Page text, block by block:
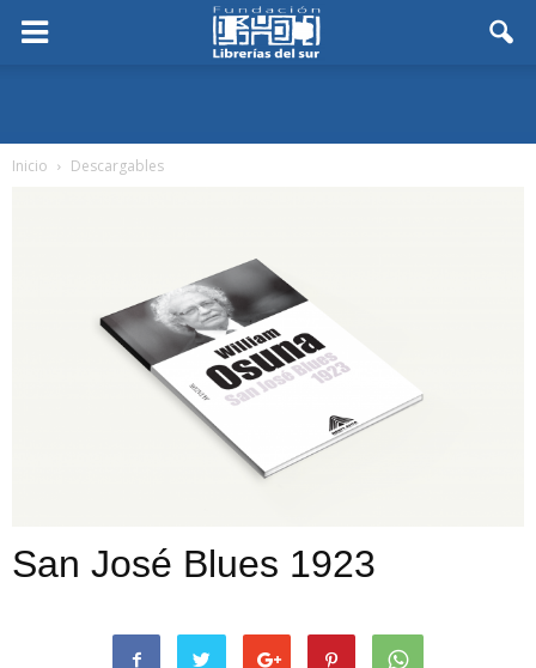
Inicio Descargables
San José Blues 1923